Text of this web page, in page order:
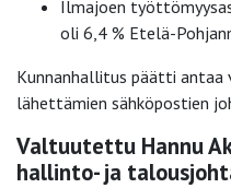
Ilmajoen
oli 6,4 % Etelä-
Kunnanhallitus päätti antaa
lähettämien sähköpostien
Valtuutettu Hannu
hallinto- ja